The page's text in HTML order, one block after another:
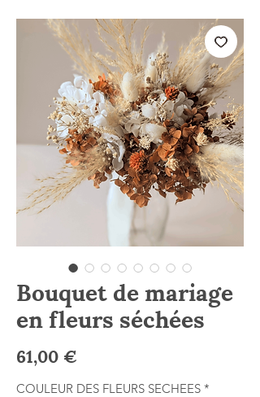
Bouquet de mariage
en fleurs séchées
61,00 €
COULEUR DES FLEURS SECHEES *